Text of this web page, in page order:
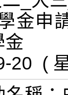
金申
金